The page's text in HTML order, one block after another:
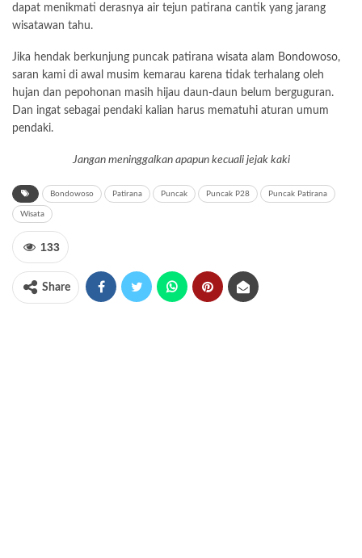
dapat menikmati derasnya air tejun patirana cantik yang jarang
wisatawan tahu.
Jika hendak berkunjung puncak patirana wisata alam Bondowoso,
saran kami di awal musim kemarau karena tidak terhalang oleh
hujan dan pepohonan masih hijau daun-daun belum berguguran.
Dan ingat sebagai pendaki kalian harus mematuhi aturan umum
pendaki.
Jangan meninggalkan apapun kecuali jejak kaki
Bondowoso Patirana Puncak Puncak P28 Puncak Patirana
Wisata
133
Share